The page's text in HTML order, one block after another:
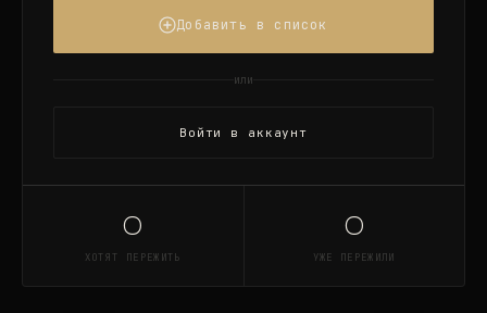
Добавить в список
или
Войти в аккаунт
0
ХОТЯТ ПЕРЕЖИТЬ
0
УЖЕ ПЕРЕЖИЛИ